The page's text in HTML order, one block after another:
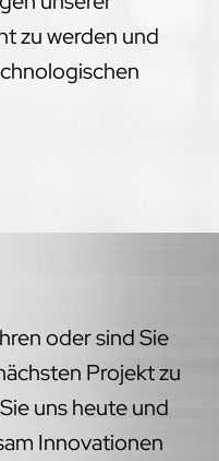
zu werden und
oder sind Sie
Projekt zu
uns heute und
Innovationen